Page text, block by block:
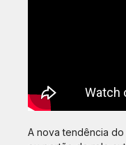
A nova tendência